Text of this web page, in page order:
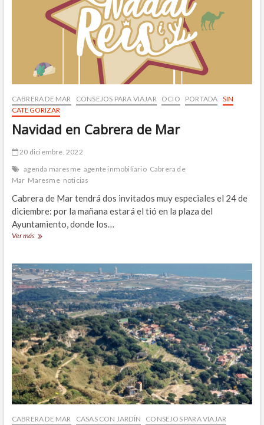
Maresme
CABRERA DE MAR CONSEJOS PARA VIAJAR OCIO PORTADA SIN
CATEGORIZAR
Navidad en Cabrera de Mar
20 diciembre, 2022
agenda maresme agente inmobiliario Cabrera de
Mar Maresme noticias
Cabrera de Mar tendrá dos invitados muy especiales el 24 de
diciembre: por la mañana estará el tió en la plaza del
Ayuntamiento, donde los…
Ver másNavidad
de
Mar
CABRERA DE MAR CASAS CON JARDÍN CONSEJOS PARA VIAJAR